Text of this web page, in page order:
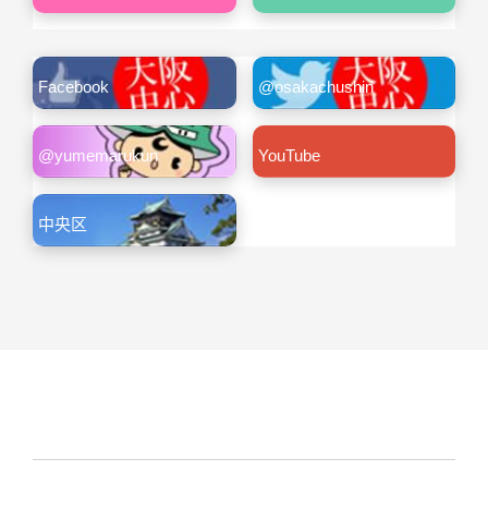
Facebook @osakachushin
@yumemarukun YouTube
中央区